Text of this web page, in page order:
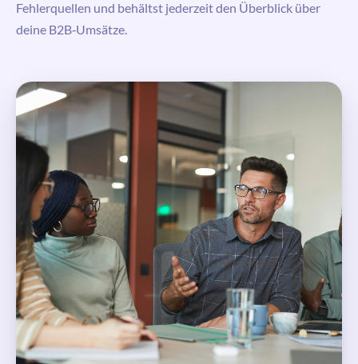
Fehlerquellen und behältst jederzeit den Überblick über
deine B2B‑Umsätze.